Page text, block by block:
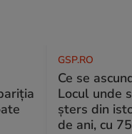
GSP.RO
Ce se
Locul unde
șters din
de ani, cu